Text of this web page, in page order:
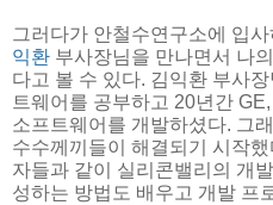
그러다가 안철수연구소에 입
익환 부사장님을 만나면서 나
다고 볼 수 있다. 김익환 부사
트웨어를 공부하고 20년간
소프트웨어를 개발하셨다. 그
수수께끼들이 해결되기 시작
자들과 같이 실리콘밸리의 개
성하는 방법도 배우고 개발 프